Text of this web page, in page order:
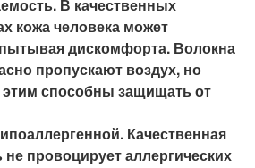
В качественных
кожа человека может
дискомфорта. Волокна
пропускают воздух, но
способны защищать от
Качественная
провоцирует аллергических